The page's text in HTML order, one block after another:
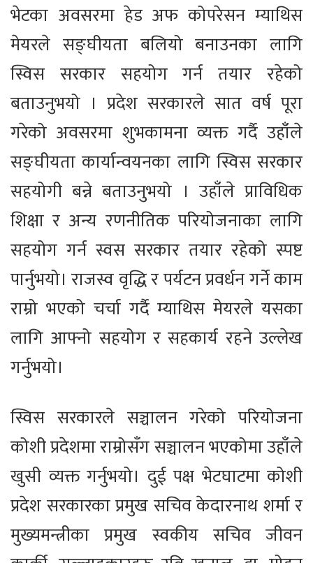
भेटका अवसरमा हेड अफ कोपरेसन म्याथिस
मेयरले सङ्घीयता बलियो बनाउनका लागि
स्विस सरकार सहयोग गर्न तयार रहेको
बताउनुभयो । प्रदेश सरकारले सात वर्ष पूरा
गरेको अवसरमा शुभकामना व्यक्त गर्दै उहाँले
सङ्घीयता कार्यान्वयनका लागि स्विस सरकार
सहयोगी बन्ने बताउनुभयो । उहाँले प्राविधिक
शिक्षा र अन्य रणनीतिक परियोजनाका लागि
सहयोग गर्न स्वस सरकार तयार रहेको स्पष्ट
पार्नुभयो। राजस्व वृद्धि र पर्यटन प्रवर्धन गर्ने काम
राम्रो भएको चर्चा गर्दै म्याथिस मेयरले यसका
लागि आफ्नो सहयोग र सहकार्य रहने उल्लेख
गर्नुभयो।
स्विस सरकारले सञ्चालन गरेको परियोजना
कोशी प्रदेशमा राम्रोसँग सञ्चालन भएकोमा उहाँले
खुसी व्यक्त गर्नुभयो। दुई पक्ष भेटघाटमा कोशी
प्रदेश सरकारका प्रमुख सचिव केदारनाथ शर्मा र
मुख्यमन्त्रीका प्रमुख स्वकीय सचिव जीवन